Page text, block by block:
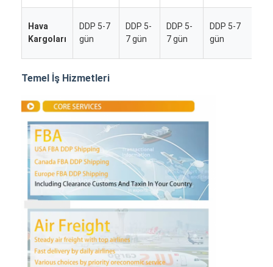
Ana sayfa
Ürünler
Hakkımızda
Kalite kontrol
Bize ulaşın
Hava
Kargoları
DDP 5-7
gün
DDP 5-
7 gün
DDP 5-
7 gün
DDP 5-7
gün
Temel İş Hizmetleri